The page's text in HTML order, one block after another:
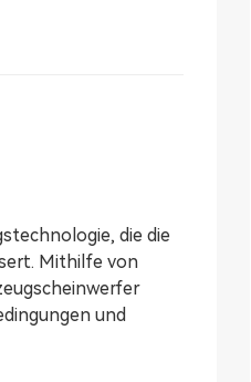
die die
Mithilfe von
und